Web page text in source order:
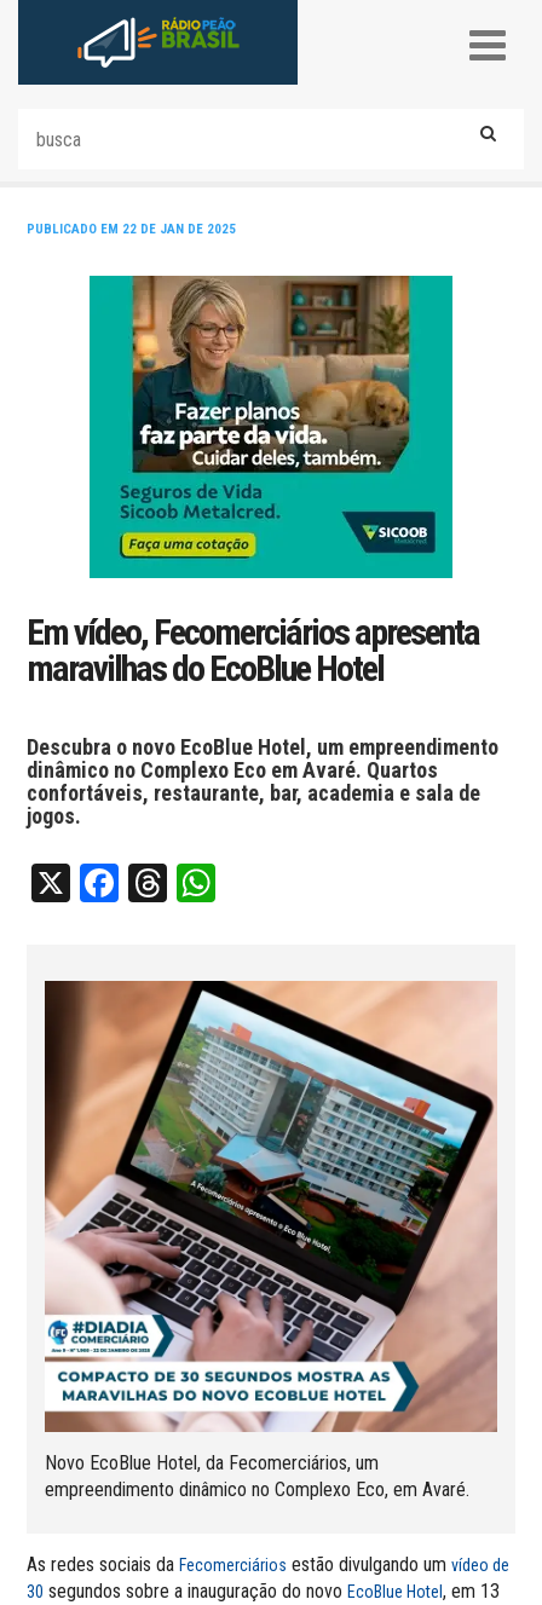
PUBLICADO EM 22 DE JAN DE 2025
Em vídeo, Fecomerciários apresenta
maravilhas do EcoBlue Hotel
Descubra o novo EcoBlue Hotel, um empreendimento
dinâmico no Complexo Eco em Avaré. Quartos
confortáveis, restaurante, bar, academia e sala de
jogos.
X Facebook
Threads
Novo EcoBlue Hotel, da Fecomerciários, um
empreendimento dinâmico no Complexo Eco, em Avaré.
As redes sociais daFecomerciários estão divulgando umvídeo de
30 segundos sobre a inauguração do novoEcoBlue Hotel, em 13